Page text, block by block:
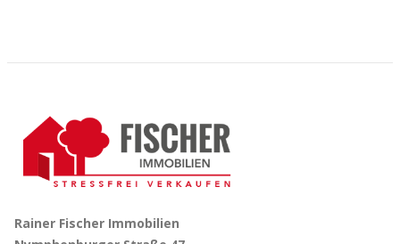
Rainer Fischer Immobilien